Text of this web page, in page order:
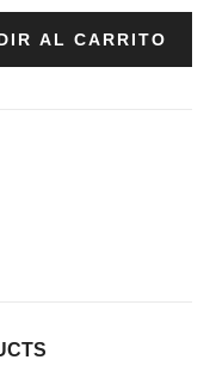
AL CARRITO